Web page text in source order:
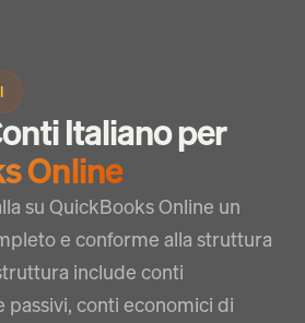
Italiano per
Online
su QuickBooks Online un
e conforme alla struttura
include conti
passivi, conti economici di